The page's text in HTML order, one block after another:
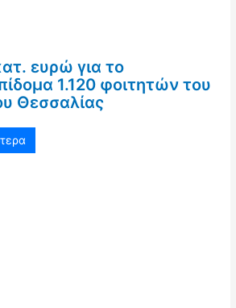
ευρώ για το
1.120 φοιτητών του
Θεσσαλίας